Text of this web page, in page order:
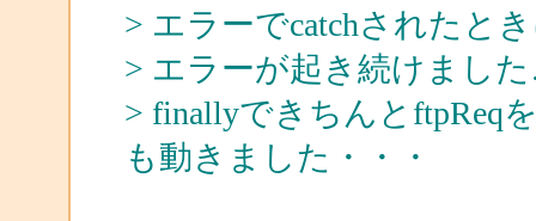
> エラーでcatchされたと
> エラーが起き続けまし
> finallyできちんとftpReq
も動きました・・・